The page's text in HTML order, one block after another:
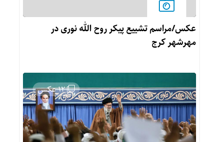
عکس/مراسم تشییع پیکر روح الله نوری در
مهرشهر کرج
12 عکس